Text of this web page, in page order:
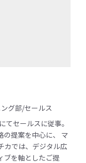
グ部/セールス
てセールスに従事。
の提案を中心に、 マ
カでは、デジタル広
ブを軸としたご提